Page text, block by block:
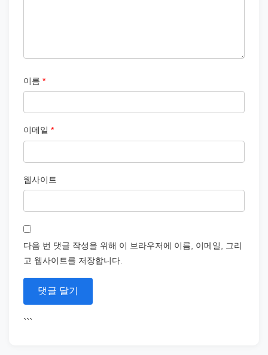
이름 *
이메일 *
웹사이트
다음 번 댓글 작성을 위해 이 브라우저에 이름, 이메일, 그리
고 웹사이트를 저장합니다.
```